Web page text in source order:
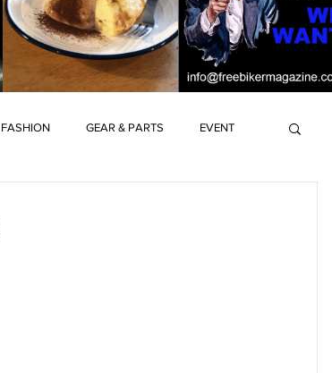
GEAR & PARTS EVENT